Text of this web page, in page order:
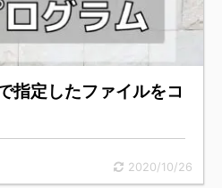
指定したファイルをコ
2020/10/26